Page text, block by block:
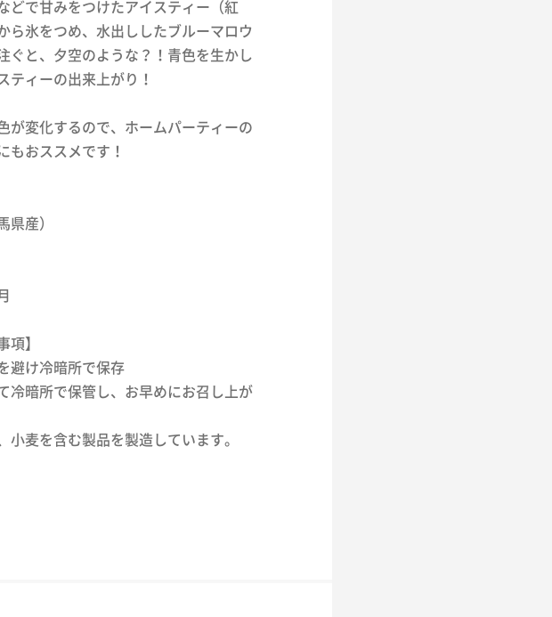
どで甘みをつけたアイスティー（紅
ら氷をつめ、水出ししたブルーマロウ
ぐと、夕空のような？！青色を生かし
ティーの出来上がり！
が変化するので、ホームパーティーの
もおススメです！
県産）
項】
避け冷暗所で保存
冷暗所で保管し、お早めにお召し上が
小麦を含む製品を製造しています。